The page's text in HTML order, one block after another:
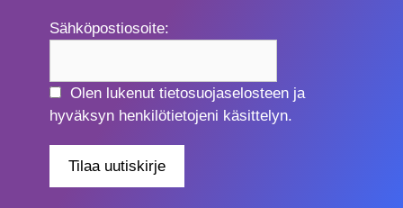
Sähköpostiosoite:
Olen lukenut tietosuojaselosteen ja
hyväksyn henkilötietojeni käsittelyn.